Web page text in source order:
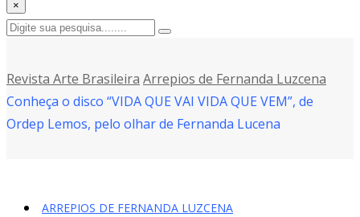
×
Revista Arte Brasileira Arrepios de Fernanda Luzcena
Conheça o disco “VIDA QUE VAI VIDA QUE VEM”, de
Ordep Lemos, pelo olhar de Fernanda Lucena
ARREPIOS DE FERNANDA LUZCENA